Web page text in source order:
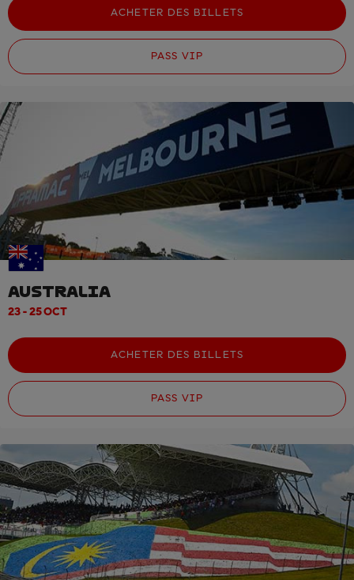
ACHETER DES BILLETS
PASS VIP
AUSTRALIA
23 - 25 OCT
ACHETER DES BILLETS
PASS VIP